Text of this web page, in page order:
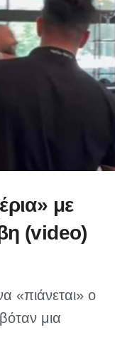
με
(video)
«πιάνεται» ο
μια